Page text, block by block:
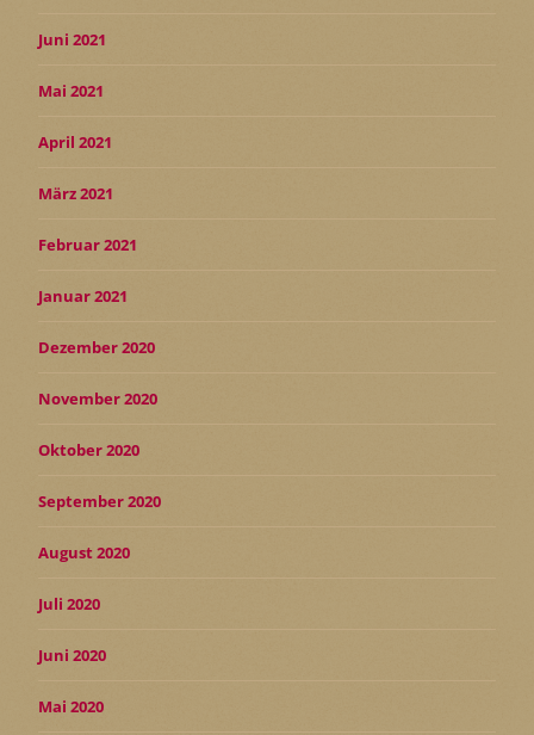
Juni 2021
Mai 2021
April 2021
März 2021
Februar 2021
Januar 2021
Dezember 2020
November 2020
Oktober 2020
September 2020
August 2020
Juli 2020
Juni 2020
Mai 2020